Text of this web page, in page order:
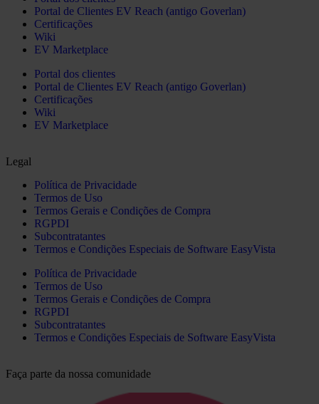
Portal de Clientes EV Reach (antigo Goverlan)
Certificações
Wiki
EV Marketplace
Portal dos clientes
Portal de Clientes EV Reach (antigo Goverlan)
Certificações
Wiki
EV Marketplace
Legal
Política de Privacidade
Termos de Uso
Termos Gerais e Condições de Compra
RGPDI
Subcontratantes
Termos e Condições Especiais de Software EasyVista
Política de Privacidade
Termos de Uso
Termos Gerais e Condições de Compra
RGPDI
Subcontratantes
Termos e Condições Especiais de Software EasyVista
Faça parte da nossa comunidade